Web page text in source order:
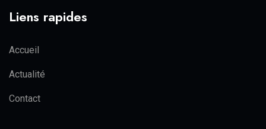
Liens rapides
Accueil
Actualité
Contact